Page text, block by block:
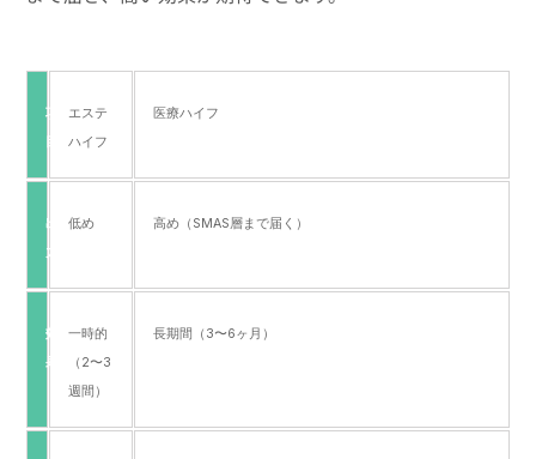
項
目
エステ
ハイフ
医療ハイフ
出
力
低め 高め（SMAS層まで届く）
効
果
一時的
（2〜3
週間）
長期間（3〜6ヶ月）